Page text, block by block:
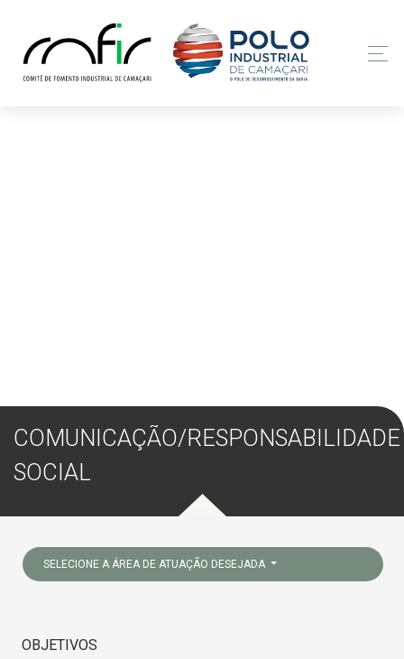
COMUNICAÇÃO/RESPONSABILIDADE
SOCIAL
SELECIONE A ÁREA DE ATUAÇÃO DESEJADA
OBJETIVOS